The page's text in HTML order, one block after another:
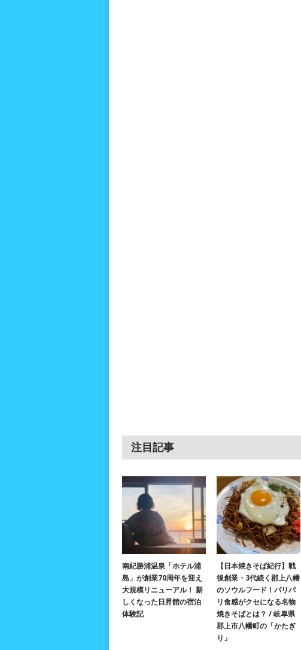
注目記事
南紀勝浦温泉「ホテル浦
島」が創業70周年を迎え
大規模リニューアル！ 新
しくなった日昇館の宿泊
体験記
【日本焼きそば紀行】戦
後創業・3代続く郡上八幡
のソウルフード！パリパ
リ食感がクセになる名物
焼きそばとは？ / 岐阜県
郡上市八幡町の「かたぎ
り」